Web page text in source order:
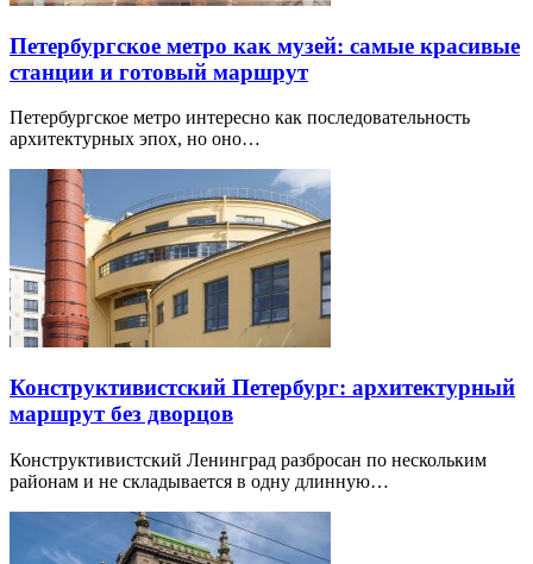
Петербургское метро как музей: самые красивые
станции и готовый маршрут
Петербургское метро интересно как последовательность
архитектурных эпох, но оно…
Конструктивистский Петербург: архитектурный
маршрут без дворцов
Конструктивистский Ленинград разбросан по нескольким
районам и не складывается в одну длинную…